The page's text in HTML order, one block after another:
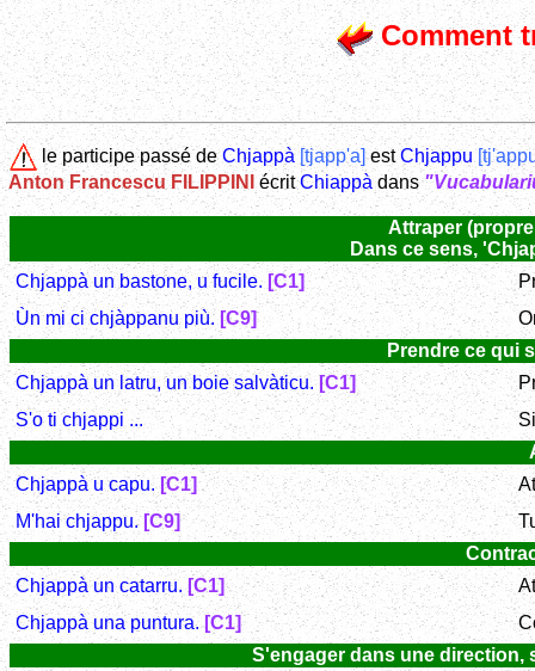
Comment
le participe passé deChjappà [tjapp'a]estChjappu
Anton Francescu FILIPPINI écritChiappà dans
Attraper
Dans ce sens,
Chjappà un bastone, u fucile. [C1]
Ùn mi ci chjàppanu più. [C9]
Prendre ce qui
Chjappà un latru, un boie salvàticu.[C1]
S'o ti chjappi ...
Chjappà u capu. [C1]
M'hai chjappu.[C9]
Chjappà un catarru. [C1]
Chjappà una puntura.[C1]
S'engager dans une direction,